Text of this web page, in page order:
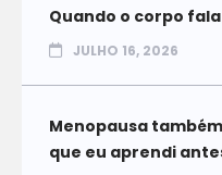
Quando o corpo
JULHO 16, 2026
Menopausa
que eu aprendi